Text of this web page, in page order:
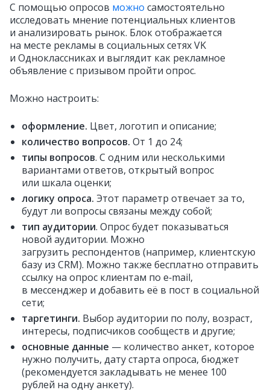
С помощью опросов можно самостоятельно
исследовать мнение потенциальных клиентов
и анализировать рынок. Блок отображается
на месте рекламы в социальных сетях VK
и Одноклассниках и выглядит как рекламное
объявление с призывом пройти опрос.
Можно настроить:
оформление. Цвет, логотип и описание;
количество вопросов. От 1 до 24;
типы вопросов. С одним или несколькими
вариантами ответов, открытый вопрос
или шкала оценки;
логику опроса. Этот параметр отвечает за то,
будут ли вопросы связаны между собой;
тип аудитории. Опрос будет показываться
новой аудитории. Можно
загрузить респондентов (например, клиентскую
базу из CRM). Можно также бесплатно отправить
ссылку на опрос клиентам по e‑mail,
в мессенджер и добавить её в пост в социальной
сети;
таргетинги. Выбор аудитории по полу, возраст,
интересы, подписчиков сообществ и другие;
основные данные — количество анкет, которое
нужно получить, дату старта опроса, бюджет
(рекомендуется закладывать не менее 100
рублей на одну анкету).